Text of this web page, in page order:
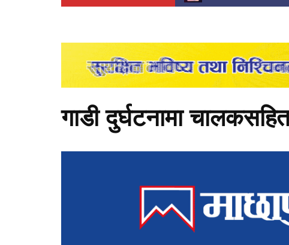
गाडी दुर्घटनामा